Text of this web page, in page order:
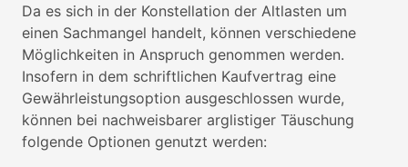
Da es sich in der Konstellation der Altlasten um
einen Sachmangel handelt, können verschiedene
Möglichkeiten in Anspruch genommen werden.
Insofern in dem schriftlichen Kaufvertrag eine
Gewährleistungsoption ausgeschlossen wurde,
können bei nachweisbarer arglistiger Täuschung
folgende Optionen genutzt werden: